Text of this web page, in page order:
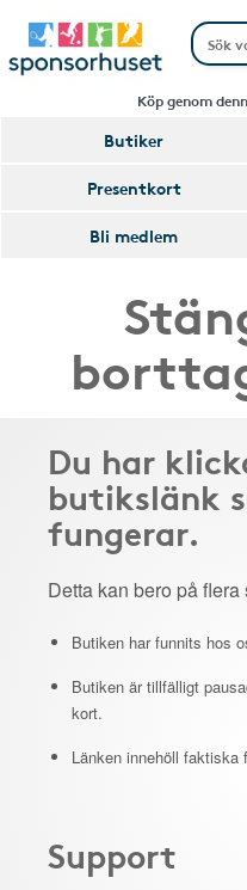
Köp genom
Butiker
Presentkort
Bli medlem
Du har
butikslänk
fungerar.
Detta kan bero på flera
Butiken har funnits hos
Butiken är tillfälligt
kort.
Länken innehöll faktiska
Support